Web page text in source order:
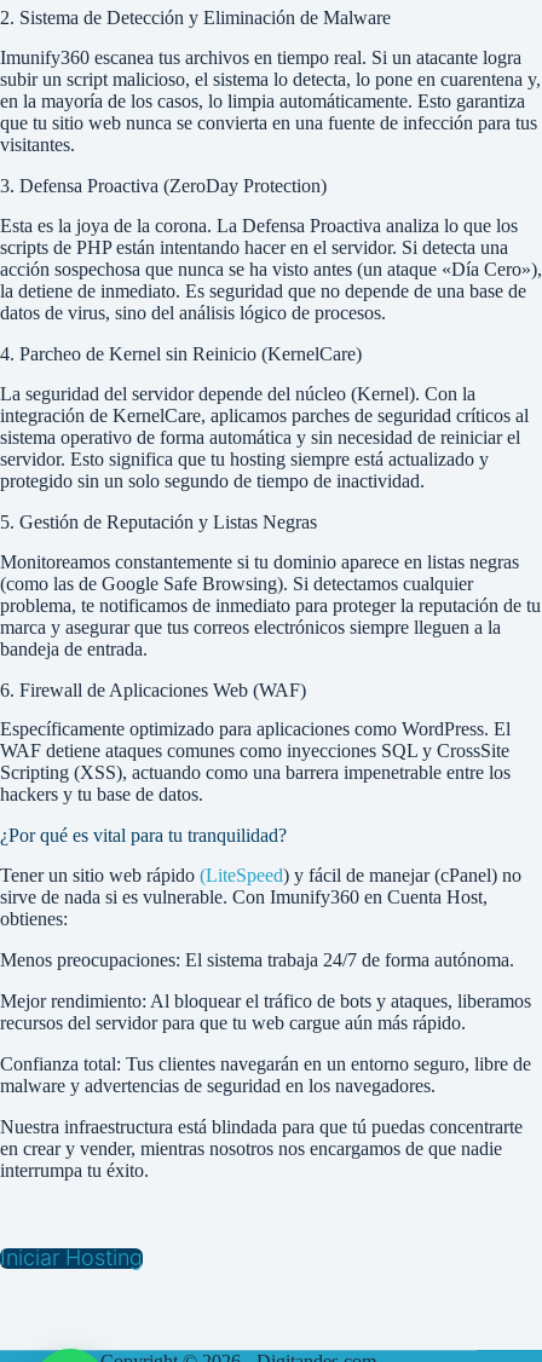
2. Sistema de Detección y Eliminación de Malware
Imunify360 escanea tus archivos en tiempo real. Si un atacante logra
subir un script malicioso, el sistema lo detecta, lo pone en cuarentena y,
en la mayoría de los casos, lo limpia automáticamente. Esto garantiza
que tu sitio web nunca se convierta en una fuente de infección para tus
visitantes.
3. Defensa Proactiva (ZeroDay Protection)
Esta es la joya de la corona. La Defensa Proactiva analiza lo que los
scripts de PHP están intentando hacer en el servidor. Si detecta una
acción sospechosa que nunca se ha visto antes (un ataque «Día Cero»),
la detiene de inmediato. Es seguridad que no depende de una base de
datos de virus, sino del análisis lógico de procesos.
4. Parcheo de Kernel sin Reinicio (KernelCare)
La seguridad del servidor depende del núcleo (Kernel). Con la
integración de KernelCare, aplicamos parches de seguridad críticos al
sistema operativo de forma automática y sin necesidad de reiniciar el
servidor. Esto significa que tu hosting siempre está actualizado y
protegido sin un solo segundo de tiempo de inactividad.
5. Gestión de Reputación y Listas Negras
Monitoreamos constantemente si tu dominio aparece en listas negras
(como las de Google Safe Browsing). Si detectamos cualquier
problema, te notificamos de inmediato para proteger la reputación de tu
marca y asegurar que tus correos electrónicos siempre lleguen a la
bandeja de entrada.
6. Firewall de Aplicaciones Web (WAF)
Específicamente optimizado para aplicaciones como WordPress. El
WAF detiene ataques comunes como inyecciones SQL y CrossSite
Scripting (XSS), actuando como una barrera impenetrable entre los
hackers y tu base de datos.
¿Por qué es vital para tu tranquilidad?
Tener un sitio web rápido (LiteSpeed) y fácil de manejar (cPanel) no
sirve de nada si es vulnerable. Con Imunify360 en Cuenta Host,
obtienes:
Menos preocupaciones: El sistema trabaja 24/7 de forma autónoma.
Mejor rendimiento: Al bloquear el tráfico de bots y ataques, liberamos
recursos del servidor para que tu web cargue aún más rápido.
Confianza total: Tus clientes navegarán en un entorno seguro, libre de
malware y advertencias de seguridad en los navegadores.
Nuestra infraestructura está blindada para que tú puedas concentrarte
en crear y vender, mientras nosotros nos encargamos de que nadie
interrumpa tu éxito.
Iniciar Hosting